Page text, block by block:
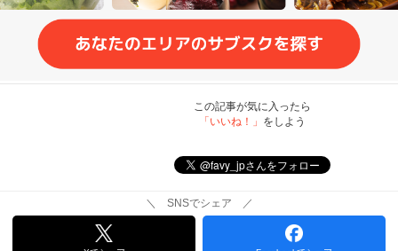
この記事が気に入ったら
「いいね！」 をしよう
＼ SNSでシェア ／